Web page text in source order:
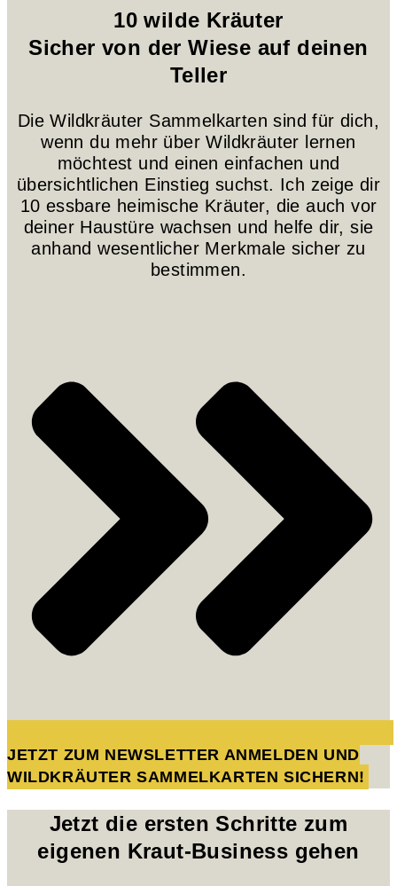
10 wilde Kräuter
Sicher von der Wiese auf deinen
Teller
Die Wildkräuter Sammelkarten sind für dich,
wenn du mehr über Wildkräuter lernen
möchtest und einen einfachen und
übersichtlichen Einstieg suchst. Ich zeige dir
10 essbare heimische Kräuter, die auch vor
deiner Haustüre wachsen und helfe dir, sie
anhand wesentlicher Merkmale sicher zu
bestimmen.
JETZT ZUM NEWSLETTER ANMELDEN UND
WILDKRÄUTER SAMMELKARTEN SICHERN!
Jetzt die ersten Schritte zum
eigenen Kraut-Business gehen